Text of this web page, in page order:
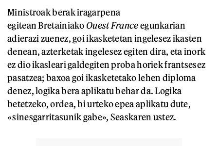
Ministroak berak iragarpena
egitean Bretainiako Ouest Franceegunkarian
adierazi zuenez, goi ikasketetan ingelesez ikasten
denean, azterketak ingelesez egiten dira, eta inork
ez dio ikasleari galdegiten proba horiek frantsesez
pasatzea; baxoa goi ikasketetako lehen diploma
denez, logika bera aplikatu behar da. Logika
betetzeko, ordea, bi urteko epea aplikatu dute,
«sinesgarritasunik gabe», Seaskaren ustez.